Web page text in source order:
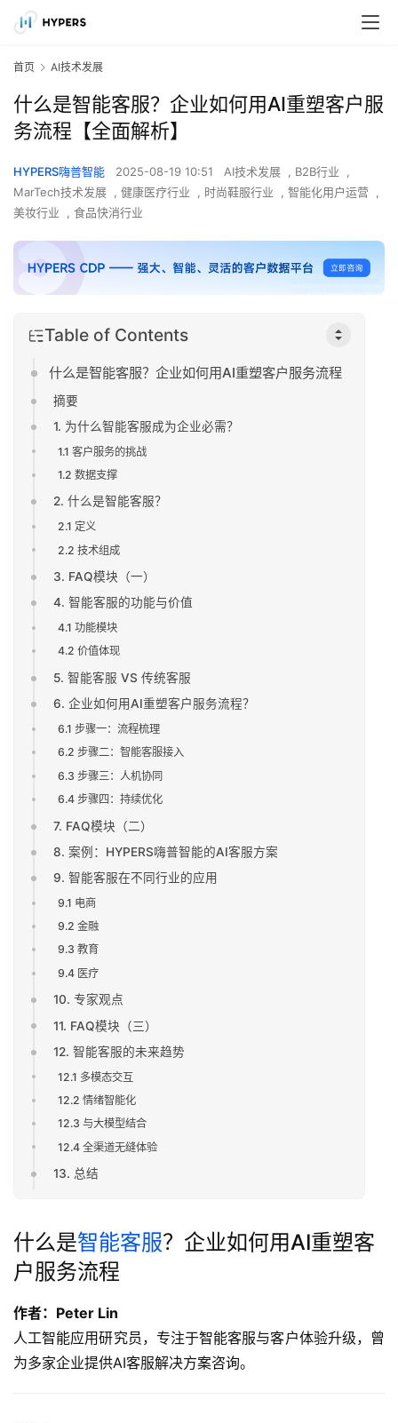
首页 AI技术发展
什么是智能客服？企业如何用AI重塑客户服
务流程【全面解析】
HYPERS嗨普智能 2025-08-19 10:51 AI技术发展 , B2B行业
,
MarTech技术发展 , 健康医疗行业 , 时尚鞋服行业 , 智能化用户运营 ,
美妆行业
, 食品快消行业
Table of Contents
什么是智能客服？企业如何用AI重塑客户服务流程
摘要
1. 为什么智能客服成为企业必需？
1.1 客户服务的挑战
1.2 数据支撑
2. 什么是智能客服？
2.1 定义
2.2 技术组成
3. FAQ模块（一）
4. 智能客服的功能与价值
4.1 功能模块
4.2 价值体现
5. 智能客服 VS 传统客服
6. 企业如何用AI重塑客户服务流程？
6.1 步骤一：流程梳理
6.2 步骤二：智能客服接入
6.3 步骤三：人机协同
6.4 步骤四：持续优化
7. FAQ模块（二）
8. 案例：HYPERS嗨普智能的AI客服方案
9. 智能客服在不同行业的应用
9.1 电商
9.2 金融
9.3 教育
9.4 医疗
10. 专家观点
11. FAQ模块（三）
12. 智能客服的未来趋势
12.1 多模态交互
12.2 情绪智能化
12.3 与大模型结合
12.4 全渠道无缝体验
13. 总结
什么是智能客服？企业如何用AI重塑客
户服务流程
作者：Peter Lin
人工智能应用研究员，专注于智能客服与客户体验升级，曾
为多家企业提供AI客服解决方案咨询。